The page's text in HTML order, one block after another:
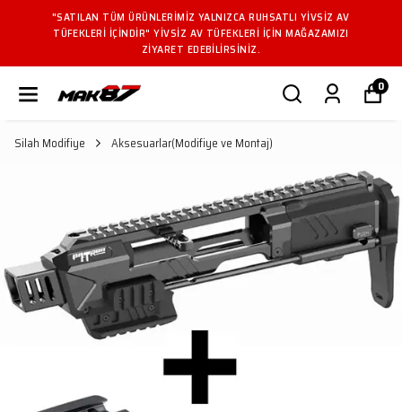
"SATILAN TÜM ÜRÜNLERIMIZ YALNIZCA RUHSATLI YIVSIZ AV
TÜFEKLERI IÇINDIR" YIVSIZ AV TÜFEKLERI IÇIN MAĞAZAMIZI
ZIYARET EDEBILIRSINIZ.
0
Silah Modifiye Aksesuarlar(Modifiye ve Montaj)